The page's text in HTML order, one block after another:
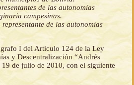
de las autonomías
campesinas.
de las autonomías
I del Articulo 124 de la Ley
y Descentralización “Andrés
de julio de 2010, con el siguiente